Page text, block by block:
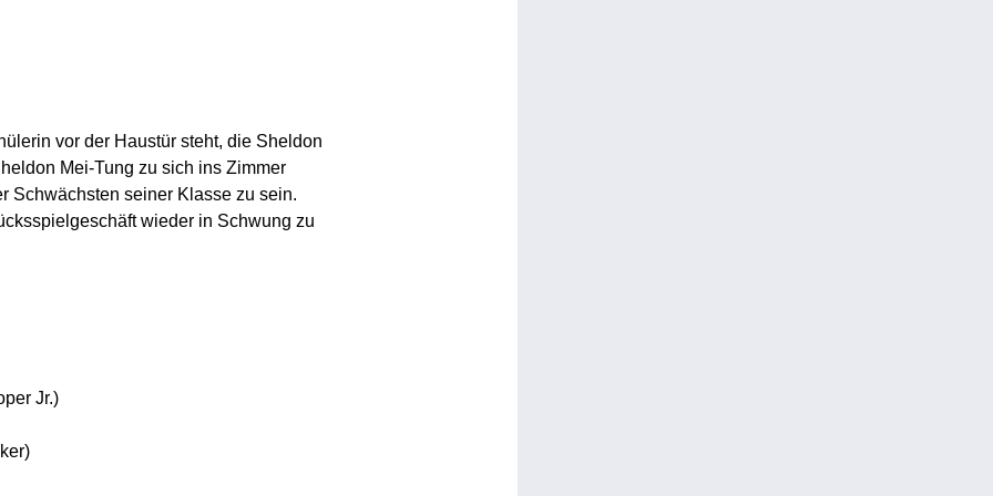
vor der Haustür steht, die Sheldon
Mei-Tung zu sich ins Zimmer
Schwächsten seiner Klasse zu sein.
wieder in Schwung zu
Jr.)